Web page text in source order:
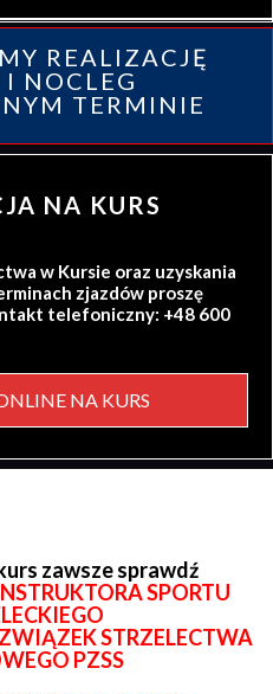
REALIZACJĘ
I NOCLEG
TERMINIE
NA KURS
w Kursie oraz uzyskania
zjazdów proszę
telefoniczny: +48 600
NA KURS
zawsze sprawdź
SPORTU
STRZELECTWA
PZSS